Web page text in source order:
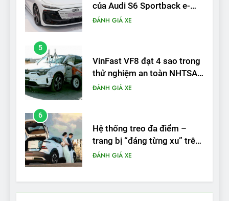
của Audi S6 Sportback e-
tron
ĐÁNH GIÁ XE
5
VinFast VF8 đạt 4 sao trong
thử nghiệm an toàn NHTSA
tại Mỹ
ĐÁNH GIÁ XE
6
Hệ thống treo đa điểm –
trang bị “đáng từng xu” trên
VinFast VF 6
ĐÁNH GIÁ XE
7